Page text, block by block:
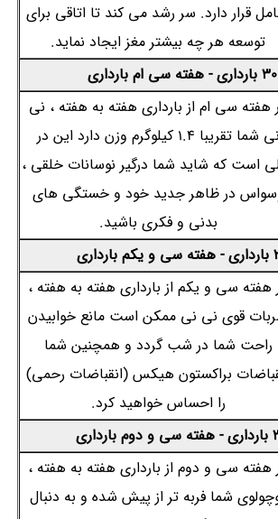
قرار دارد. سر رشد می کند تا اتاقی برای
توسعه هر چه بیشتر مغز ایجاد نماید.
هفته سی ام از بارداری هفته به هفته ، نی
نی شما تقریبا 1.4 کیلوگرم وزن دارد این در
است که شاید شما درگیر نوسانات خلقی ،
در ظاهر جدید خود و خستگی های
بدنی و فکری باشید.
هفته سی و یکم از بارداری هفته به هفته ،
قوی نی نی ممکن است مانع خوابیدن
راحت شما در شب گردد و همچنین شما
براکستون هیکس (انقباضات رحمی)
را احساس خواهید کرد.
هفته سی و دوم از بارداری هفته به هفته ،
شما فربه تر از پیش شده و به دنبال